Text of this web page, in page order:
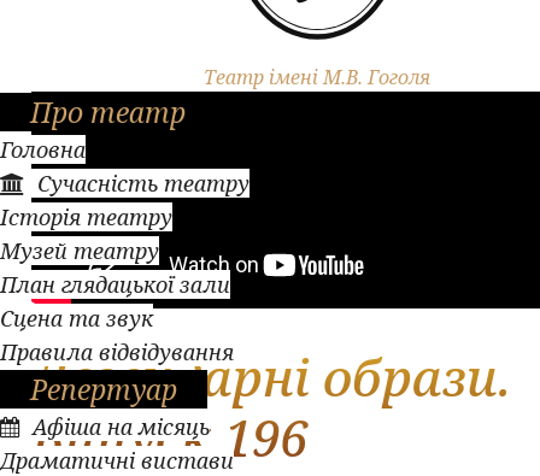
Театр імені М.В. Гоголя
Про театр
Головна
Сучасність театру
Історія театру
Музей театру
План глядацької зали
Сцена та звук
Правила відвідування
Репертуар
Афіша на місяць
Драматичні вистави
Легендарні образи.
Випуск 196